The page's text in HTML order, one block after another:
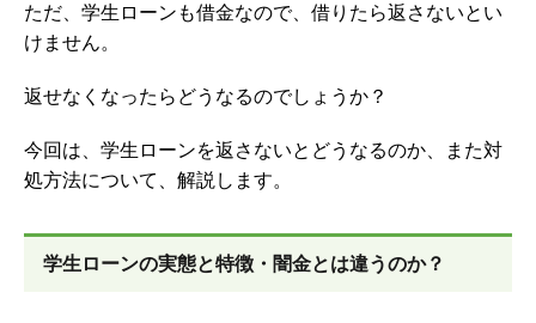
ただ、学生ローンも借金なので、借りたら返さないとい
けません。
返せなくなったらどうなるのでしょうか？
今回は、学生ローンを返さないとどうなるのか、また対
処方法について、解説します。
学生ローンの実態と特徴・闇金とは違うのか？